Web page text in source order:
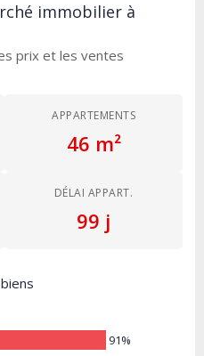
immobilier à
prix et les ventes
APPARTEMENTS
46 m²
DÉLAI APPART.
99 j
91%